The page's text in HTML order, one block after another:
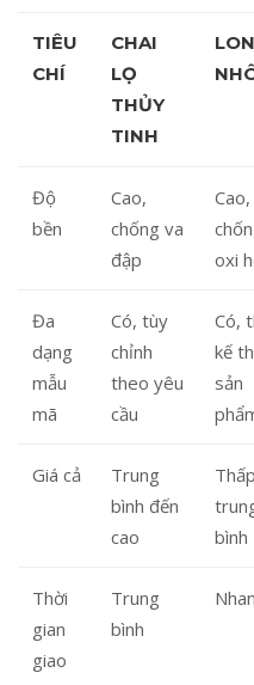
TIÊU
CHÍ
CHAI
LỌ
THỦY
TINH
LON
Độ
bền
Cao,
chống va
đập
Cao,
oxi
Đa
dạng
mẫu
mã
Có, tùy
chỉnh
theo yêu
cầu
Có,
kế
sản
Giá cả
Trung
bình đến
cao
bình
Thời
gian
giao
Trung
bình